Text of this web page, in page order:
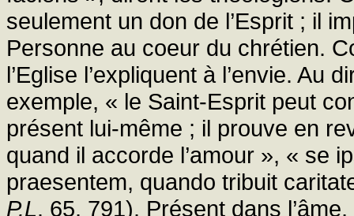
seulement un don de l’Esprit ; il
Personne au coeur du chrétien.
l’Eglise l’expliquent à l’envie. Au
exemple, « le Saint-Esprit peut
présent lui-même ; il prouve en
quand il accorde l’amour », « se
praesentem, quando tribuit
P.L. 65, 791). Présent dans